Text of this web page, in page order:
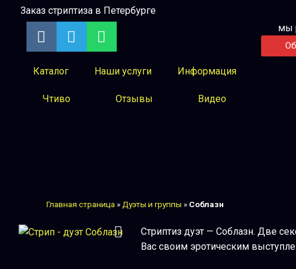
Заказ стриптиза в Петербурге
V
k
T
e
W
h
t
Каталог Наши услуги Информация
Чтиво Отзывы Видео
мы
Главная страница » Дуэты и группы » Соблазн
Стриптиз дуэт — Соблазн. Две
Вас своим эротическим